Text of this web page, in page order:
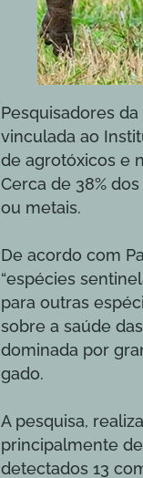
Pesquisadores
vinculada ao
de agrotóxicos e
Cerca de 38%
ou metais.
De acordo com
“espécies
para outras
sobre a saúde
dominada por
gado.
A pesquisa,
principalmente
detectados 13